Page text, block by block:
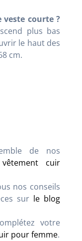
courte ?
plus bas
le haut des
cm.
de nos
vêtement cuir
nos conseils
sur le blog
votre
pour femme.